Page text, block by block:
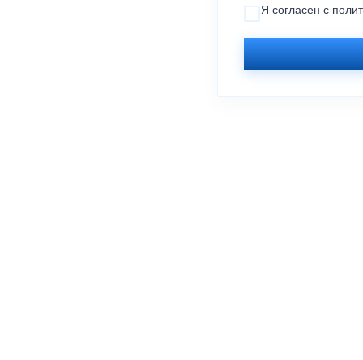
Я согласен с